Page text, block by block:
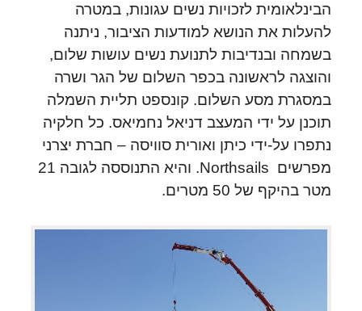
הבינלאומית לזכויות נשים עגונות, במטרה
להעלות את הנושא למודעות הציבור, ניתנה
בשמחה ובנדיבות לתנועת נשים עושות שלום,
והוצגה לראשונה בכפר השלום של הגר ושרה
במסגרת מסע השלום. קונספט תליית השמלה
תוכנן על ידי המעצב דניאל נחמיאס. כל חלקיה
נתפרו על-ידי כיתן ואורית סוויסה – חברת יצרני
מפרשים Northsails. והיא התנוססה לגובה 21
מטר בהיקף של 50 מטרים.